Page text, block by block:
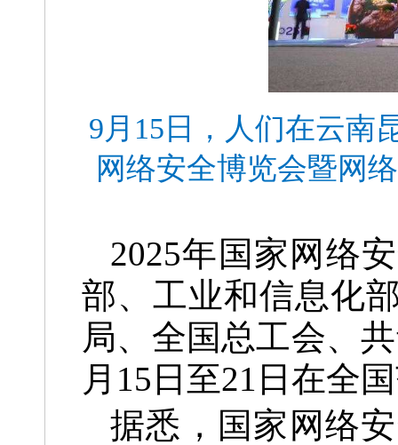
9月15日，人们在云
网络安全博览会暨网
2025年国家网络
部、工业和信息化
局、全国总工会、
月15日至21日在全
据悉，国家网络